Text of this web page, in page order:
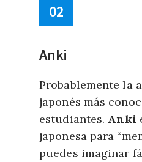
02
Anki
Probablemente la
japonés más
estudiantes. Anki
japonesa para
puedes imaginar